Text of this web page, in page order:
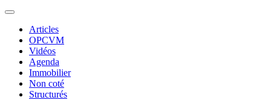
Articles
OPCVM
Vidéos
Agenda
Immobilier
Non coté
Structurés